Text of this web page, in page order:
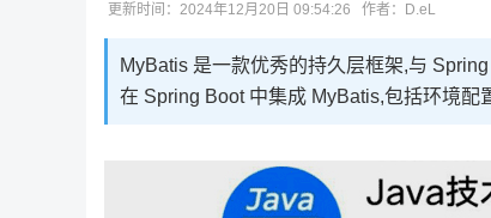
更新时间：2024年12月20日 09:54:26 作者：D.eL
MyBatis 是一款优秀的持久层框架,与
在 Spring Boot 中集成 MyBatis,包括环境